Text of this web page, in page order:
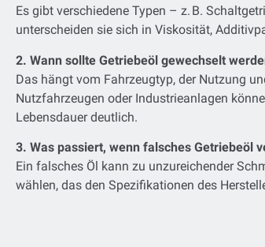
Es gibt verschiedene Typen – z. B.
unterscheiden sie sich in Viskosität,
2. Wann sollte Getriebeöl gewechselt
Das hängt vom Fahrzeugtyp, der Nutzung
Nutzfahrzeugen oder Industrieanlagen
Lebensdauer deutlich.
3. Was passiert, wenn falsches Getriebeöl
Ein falsches Öl kann zu unzureichender
wählen, das den Spezifikationen des